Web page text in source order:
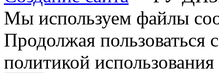
Мы используем файлы
Продолжая пользоваться
политикой